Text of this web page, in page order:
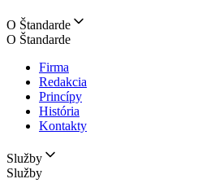
O Štandarde
O Štandarde
Firma
Redakcia
Princípy
História
Kontakty
Služby
Služby